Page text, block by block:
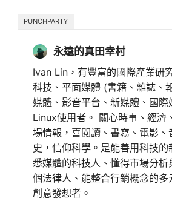
PUNCHPARTY
永遠的真田幸村
Ivan Lin，有豐富的國際產業研
科技、平面媒體 (書籍、雜誌、
媒體、影音平台、新媒體、國際
Linux使用者。 關心時事、經濟
場情報，喜閱讀、書寫、電影、
史，信仰科學。是能善用科技
悉媒體的科技人、懂得市場分析
個法律人、能整合行銷概念的多
創意發想者。